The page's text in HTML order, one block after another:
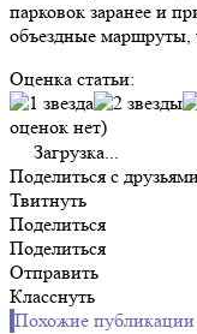
парковок заранее и
объездные маршруты,
Оценка статьи:
оценок нет)
Загрузка...
Поделиться с
Твитнуть
Поделиться
Поделиться
Отправить
Класснуть
Похожие публикации